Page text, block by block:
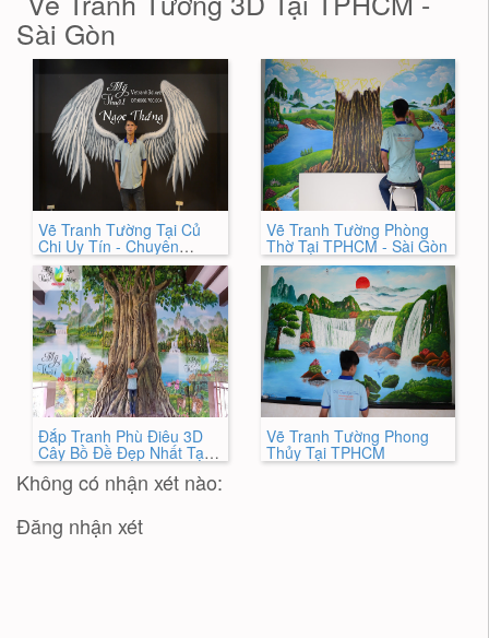
Sài Gòn
Vẽ Tranh Tường Tại Củ
Chi Uy Tín - Chuyên
Nghiệp
Vẽ Tranh Tường Phòng
Thờ Tại TPHCM - Sài Gòn
Đắp Tranh Phù Điêu 3D
Cây Bồ Đề Đẹp Nhất Tại
TPHCM
Vẽ Tranh Tường Phong
Thủy Tại TPHCM
Không có nhận xét nào:
Đăng nhận xét